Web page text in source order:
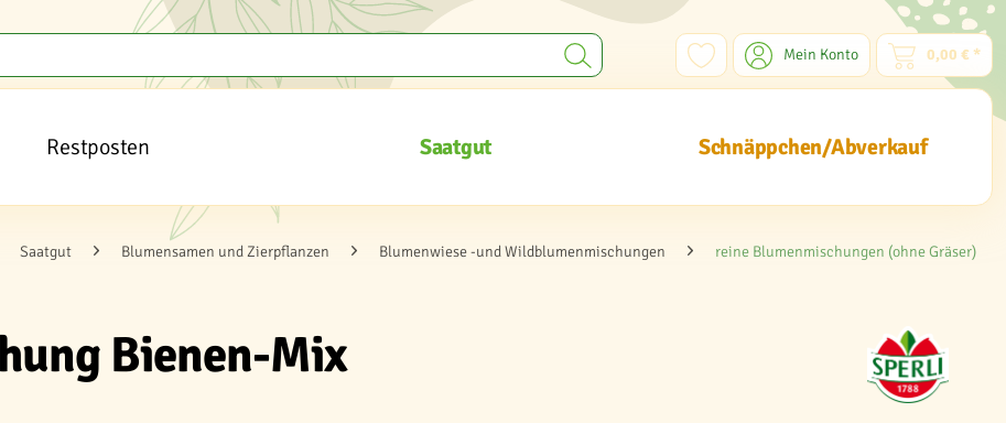
Mein Konto 0,00 € *
Restposten Saatgut Schnäppchen/Abverkauf
Saatgut Blumensamen und Zierpflanzen Blumenwiese -und Wildblumenmischungen reine Blumenmischungen (ohne Gräser)
Bienen-Mix